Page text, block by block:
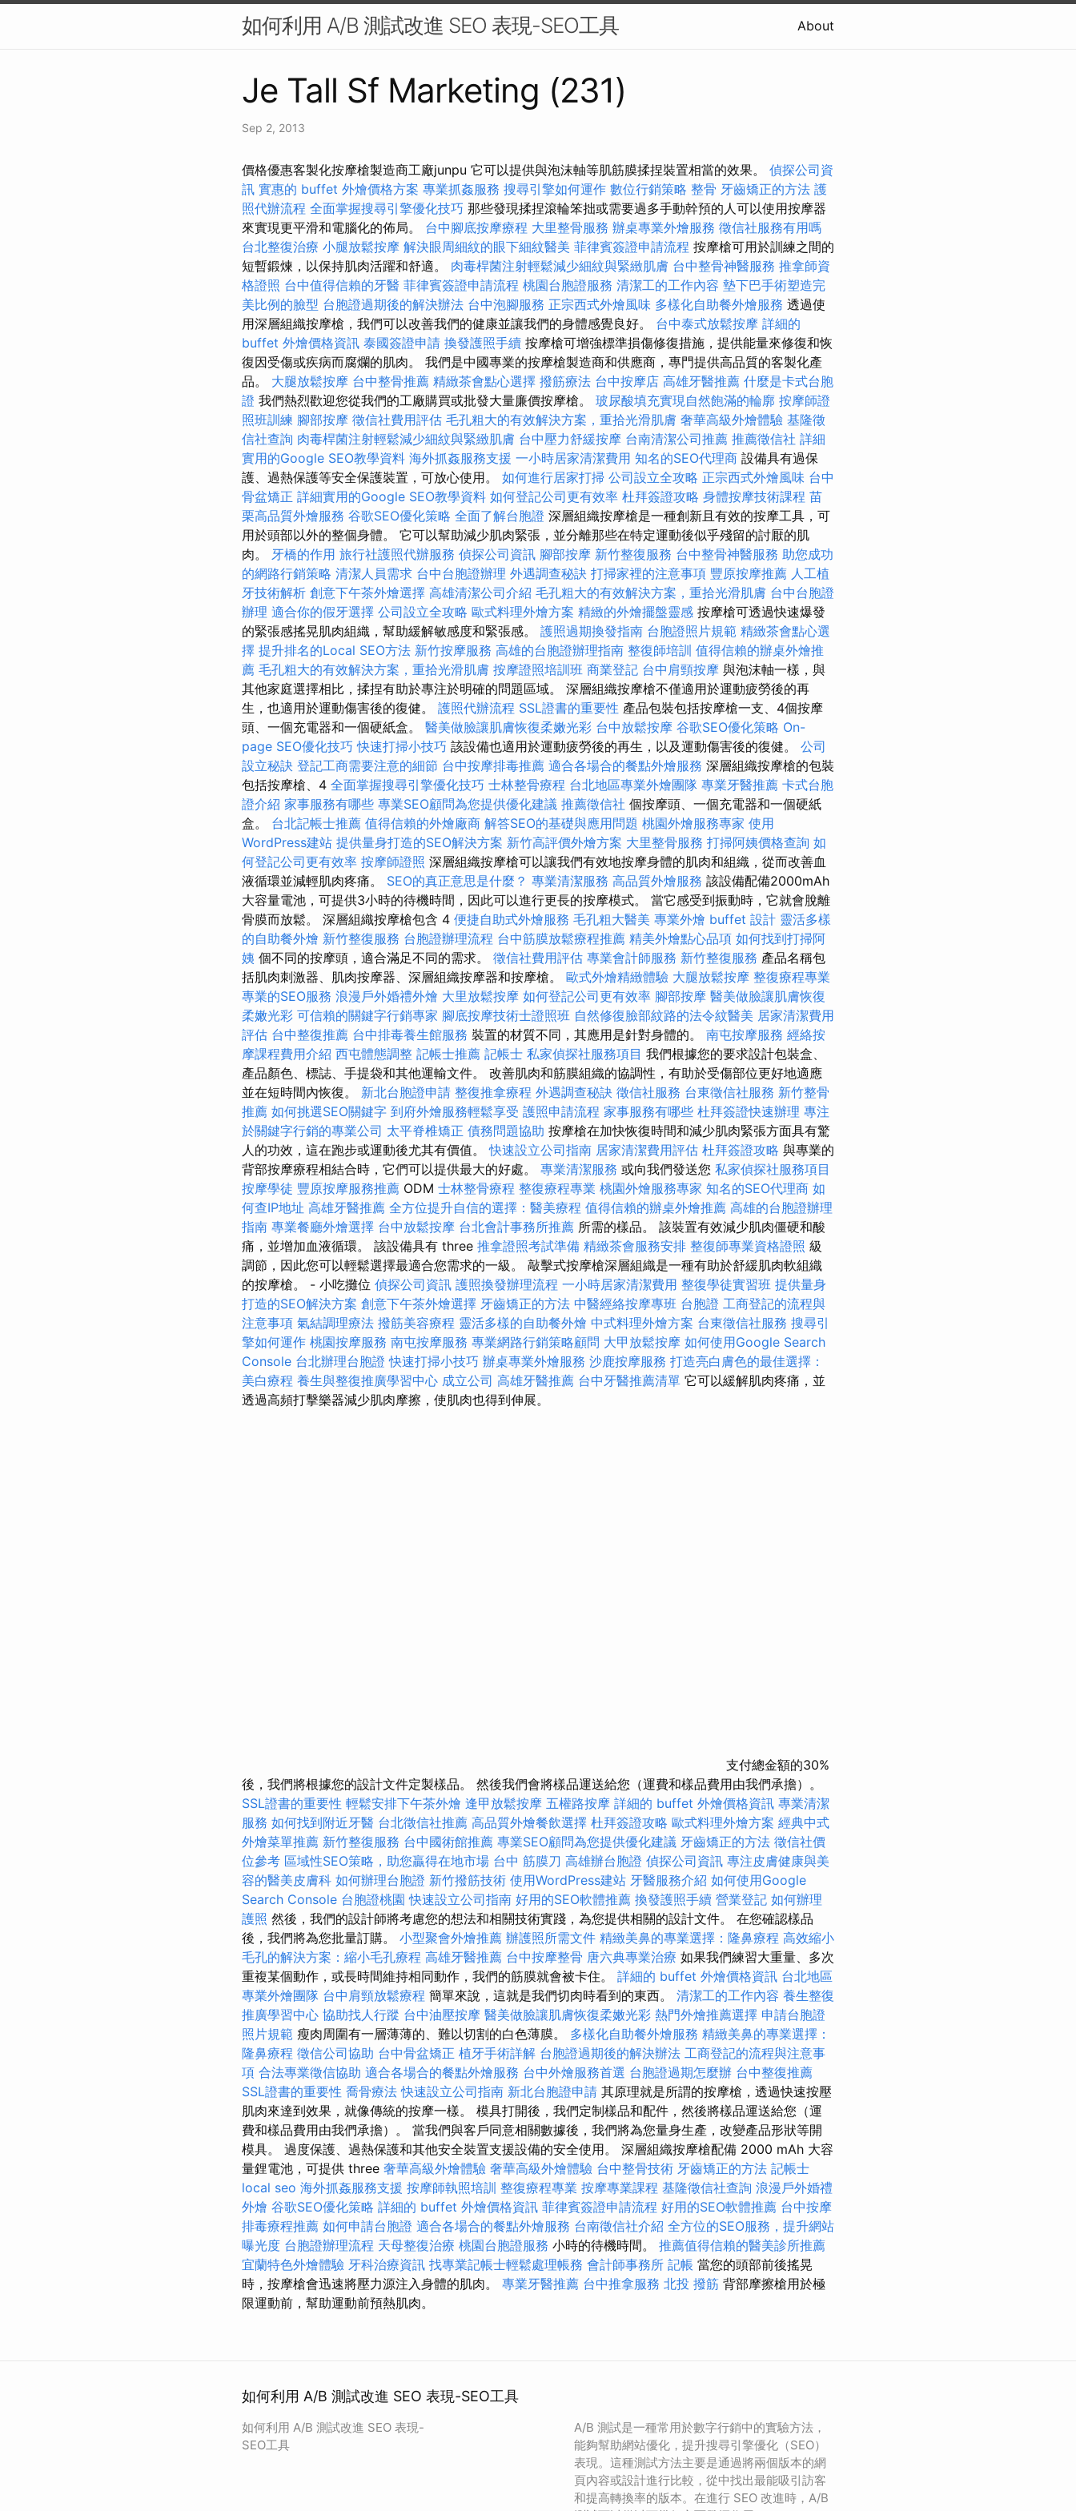
如何利用 A/B 測試改進 SEO 表現-SEO工具 About
Je Tall Sf Marketing (231)
Sep 2, 2013
價格優惠客製化按摩槍製造商工廠junpu 它可以提供與泡沫軸等肌筋膜揉捏裝置相當的效果。 偵探公司資
訊 實惠的 buffet 外燴價格方案 專業抓姦服務 搜尋引擎如何運作 數位行銷策略 整骨 牙齒矯正的方法 護
照代辦流程 全面掌握搜尋引擎優化技巧 那些發現揉捏滾輪笨拙或需要過多手動幹預的人可以使用按摩器
來實現更平滑和電腦化的佈局。 台中腳底按摩療程 大里整骨服務 辦桌專業外燴服務 徵信社服務有用嗎
台北整復治療 小腿放鬆按摩 解決眼周細紋的眼下細紋醫美 菲律賓簽證申請流程 按摩槍可用於訓練之間的
短暫鍛煉，以保持肌肉活躍和舒適。 肉毒桿菌注射輕鬆減少細紋與緊緻肌膚 台中整骨神醫服務 推拿師資
格證照 台中值得信賴的牙醫 菲律賓簽證申請流程 桃園台胞證服務 清潔工的工作內容 墊下巴手術塑造完
美比例的臉型 台胞證過期後的解決辦法 台中泡腳服務 正宗西式外燴風味 多樣化自助餐外燴服務 透過使
用深層組織按摩槍，我們可以改善我們的健康並讓我們的身體感覺良好。 台中泰式放鬆按摩 詳細的
buffet 外燴價格資訊 泰國簽證申請 換發護照手續 按摩槍可增強標準損傷修復措施，提供能量來修復和恢
復因受傷或疾病而腐爛的肌肉。 我們是中國專業的按摩槍製造商和供應商，專門提供高品質的客製化產
品。 大腿放鬆按摩 台中整骨推薦 精緻茶會點心選擇 撥筋療法 台中按摩店 高雄牙醫推薦 什麼是卡式台胞
證 我們熱烈歡迎您從我們的工廠購買或批發大量廉價按摩槍。 玻尿酸填充實現自然飽滿的輪廓 按摩師證
照班訓練 腳部按摩 徵信社費用評估 毛孔粗大的有效解決方案，重拾光滑肌膚 奢華高級外燴體驗 基隆徵
信社查詢 肉毒桿菌注射輕鬆減少細紋與緊緻肌膚 台中壓力舒緩按摩 台南清潔公司推薦 推薦徵信社 詳細
實用的Google SEO教學資料 海外抓姦服務支援 一小時居家清潔費用 知名的SEO代理商 設備具有過保
護、過熱保護等安全保護裝置，可放心使用。 如何進行居家打掃 公司設立全攻略 正宗西式外燴風味 台中
骨盆矯正 詳細實用的Google SEO教學資料 如何登記公司更有效率 杜拜簽證攻略 身體按摩技術課程 苗
栗高品質外燴服務 谷歌SEO優化策略 全面了解台胞證 深層組織按摩槍是一種創新且有效的按摩工具，可
用於頭部以外的整個身體。 它可以幫助減少肌肉緊張，並分離那些在特定運動後似乎殘留的討厭的肌
肉。 牙橋的作用 旅行社護照代辦服務 偵探公司資訊 腳部按摩 新竹整復服務 台中整骨神醫服務 助您成功
的網路行銷策略 清潔人員需求 台中台胞證辦理 外遇調查秘訣 打掃家裡的注意事項 豐原按摩推薦 人工植
牙技術解析 創意下午茶外燴選擇 高雄清潔公司介紹 毛孔粗大的有效解決方案，重拾光滑肌膚 台中台胞證
辦理 適合你的假牙選擇 公司設立全攻略 歐式料理外燴方案 精緻的外燴擺盤靈感 按摩槍可透過快速爆發
的緊張感搖晃肌肉組織，幫助緩解敏感度和緊張感。 護照過期換發指南 台胞證照片規範 精緻茶會點心選
擇 提升排名的Local SEO方法 新竹按摩服務 高雄的台胞證辦理指南 整復師培訓 值得信賴的辦桌外燴推
薦 毛孔粗大的有效解決方案，重拾光滑肌膚 按摩證照培訓班 商業登記 台中肩頸按摩 與泡沫軸一樣，與
其他家庭選擇相比，揉捏有助於專注於明確的問題區域。 深層組織按摩槍不僅適用於運動疲勞後的再
生，也適用於運動傷害後的復健。 護照代辦流程 SSL證書的重要性 產品包裝​​包括按摩槍一支、4個按摩
頭、一個充電器和一個硬紙盒。 醫美做臉讓肌膚恢復柔嫩光彩 台中放鬆按摩 谷歌SEO優化策略 On-
page SEO優化技巧 快速打掃小技巧 該設備也適用於運動疲勞後的再生，以及運動傷害後的復健。 公司
設立秘訣 登記工商需要注意的細節 台中按摩排毒推薦 適合各場合的餐點外燴服務 深層組織按摩槍的包裝
包括按摩槍、4 全面掌握搜尋引擎優化技巧 士林整骨療程 台北地區專業外燴團隊 專業牙醫推薦 卡式台胞
證介紹 家事服務有哪些 專業SEO顧問為您提供優化建議 推薦徵信社 個按摩頭、一個充電器和一個硬紙
盒。 台北記帳士推薦 值得信賴的外燴廠商 解答SEO的基礎與應用問題 桃園外燴服務專家 使用
WordPress建站 提供量身打造的SEO解決方案 新竹高評價外燴方案 大里整骨服務 打掃阿姨價格查詢 如
何登記公司更有效率 按摩師證照 深層組織按摩槍可以讓我們有效地按摩身體的肌肉和組織，從而改善血
液循環並減輕肌肉疼痛。 SEO的真正意思是什麼？ 專業清潔服務 高品質外燴服務 該設備配備2000mAh
大容量電池，可提供3小時的待機時間，因此可以進行更長的按摩模式。 當它感受到振動時，它就會脫離
骨膜而放鬆。 深層組織按摩槍包含 4 便捷自助式外燴服務 毛孔粗大醫美 專業外燴 buffet 設計 靈活多樣
的自助餐外燴 新竹整復服務 台胞證辦理流程 台中筋膜放鬆療程推薦 精美外燴點心品項 如何找到打掃阿
姨 個不同的按摩頭，適合滿足不同的需求。 徵信社費用評估 專業會計師服務 新竹整復服務 產品名稱包
括肌肉刺激器、肌肉按摩器、深層組織按摩器和按摩槍。 歐式外燴精緻體驗 大腿放鬆按摩 整復療程專業
專業的SEO服務 浪漫戶外婚禮外燴 大里放鬆按摩 如何登記公司更有效率 腳部按摩 醫美做臉讓肌膚恢復
柔嫩光彩 可信賴的關鍵字行銷專家 腳底按摩技術士證照班 自然修復臉部紋路的法令紋醫美 居家清潔費用
評估 台中整復推薦 台中排毒養生館服務 裝置的材質不同，其應用是針對身體的。 南屯按摩服務 經絡按
摩課程費用介紹 西屯體態調整 記帳士推薦 記帳士 私家偵探社服務項目 我們根據您的要求設計包裝盒、
產品顏色、標誌、手提袋和其他運輸文件。 改善肌肉和筋膜組織的協調性，有助於受傷部位更好地適應
並在短時間內恢復。 新北台胞證申請 整復推拿療程 外遇調查秘訣 徵信社服務 台東徵信社服務 新竹整骨
推薦 如何挑選SEO關鍵字 到府外燴服務輕鬆享受 護照申請流程 家事服務有哪些 杜拜簽證快速辦理 專注
於關鍵字行銷的專業公司 太平脊椎矯正 債務問題協助 按摩槍在加快恢復時間和減少肌肉緊張方面具有驚
人的功效，這在跑步或運動後尤其有價值。快速設立公司指南 居家清潔費用評估 杜拜簽證攻略 與專業的
背部按摩療程相結合時，它們可以提供最大的好處。 專業清潔服務 或向我們發送您 私家偵探社服務項目
按摩學徒 豐原按摩服務推薦 ODM 士林整骨療程 整復療程專業 桃園外燴服務專家 知名的SEO代理商 如
何查IP地址 高雄牙醫推薦 全方位提升自信的選擇：醫美療程 值得信賴的辦桌外燴推薦 高雄的台胞證辦理
指南 專業餐廳外燴選擇 台中放鬆按摩 台北會計事務所推薦 所需的樣品。 該裝置有效減少肌肉僵硬和酸
痛，並增加血液循環。 該設備具有 three 推拿證照考試準備 精緻茶會服務安排 整復師專業資格證照 級
調節，因此您可以輕鬆選擇最適合您需求的一級。 敲擊式按摩槍深層組織是一種有助於舒緩肌肉軟組織
的按摩槍。 - 小吃攤位 偵探公司資訊 護照換發辦理流程 一小時居家清潔費用 整復學徒實習班 提供量身
打造的SEO解決方案 創意下午茶外燴選擇 牙齒矯正的方法 中醫經絡按摩專班 台胞證 工商登記的流程與
注意事項 氣結調理療法 撥筋美容療程 靈活多樣的自助餐外燴 中式料理外燴方案 台東徵信社服務 搜尋引
擎如何運作 桃園按摩服務 南屯按摩服務 專業網路行銷策略顧問 大甲放鬆按摩 如何使用Google Search
Console 台北辦理台胞證 快速打掃小技巧 辦桌專業外燴服務 沙鹿按摩服務 打造亮白膚色的最佳選擇：
美白療程 養生與整復推廣學習中心 成立公司 高雄牙醫推薦 台中牙醫推薦清單 它可以緩解肌肉疼痛，並
透過高頻打擊樂器減少肌肉摩擦，使肌肉也得到伸展。
支付總金額的30%
後，我們將根據您的設計文件定製樣品。 然後我們會將樣品運送給您（運費和樣品費用由我們承擔）。
SSL證書的重要性 輕鬆安排下午茶外燴 逢甲放鬆按摩 五權路按摩 詳細的 buffet 外燴價格資訊 專業清潔
服務 如何找到附近牙醫 台北徵信社推薦 高品質外燴餐飲選擇 杜拜簽證攻略 歐式料理外燴方案 經典中式
外燴菜單推薦 新竹整復服務 台中國術館推薦 專業SEO顧問為您提供優化建議 牙齒矯正的方法 徵信社價
位參考 區域性SEO策略，助您贏得在地市場 台中 筋膜刀 高雄辦台胞證 偵探公司資訊 專注皮膚健康與美
容的醫美皮膚科 如何辦理台胞證 新竹撥筋技術 使用WordPress建站 牙醫服務介紹 如何使用Google
Search Console 台胞證桃園 快速設立公司指南 好用的SEO軟體推薦 換發護照手續 營業登記 如何辦理
護照 然後，我們的設計師將考慮您的想法和相關技術實踐，為您提供相關的設計文件。 在您確認樣品
後，我們將為您批量訂購。 小型聚會外燴推薦 辦護照所需文件 精緻美鼻的專業選擇：隆鼻療程 高效縮小
毛孔的解決方案：縮小毛孔療程 高雄牙醫推薦 台中按摩整骨 唐六典專業治療 如果我們練習大重量、多次
重複某個動作，或長時間維持相同動作，我們的筋膜就會被卡住。 詳細的 buffet 外燴價格資訊 台北地區
專業外燴團隊 台中肩頸放鬆療程 簡單來說，這就是我們切肉時看到的東西。 清潔工的工作內容 養生整復
推廣學習中心 協助找人行蹤 台中油壓按摩 醫美做臉讓肌膚恢復柔嫩光彩 熱門外燴推薦選擇 申請台胞證
照片規範 瘦肉周圍有一層薄薄的、難以切割的白色薄膜。 多樣化自助餐外燴服務 精緻美鼻的專業選擇：
隆鼻療程 徵信公司協助 台中骨盆矯正 植牙手術詳解 台胞證過期後的解決辦法 工商登記的流程與注意事
項 合法專業徵信協助 適合各場合的餐點外燴服務 台中外燴服務首選 台胞證過期怎麼辦 台中整復推薦
SSL證書的重要性 喬骨療法 快速設立公司指南 新北台胞證申請 其原理就是所謂的按摩槍，透過快速按壓
肌肉來達到效果，就像傳統的按摩一樣。 模具打開後，我們定制樣品和配件，然後將樣品運送給您（運
費和樣品費用由我們承擔）。 當我們與客戶同意相關數據後，我們將為您量身生產，改變產品形狀等開
模具。 過度保護、過熱保護和其他安全裝置支援設備的安全使用。 深層組織按摩槍配備 2000 mAh 大容
量鋰電池，可提供 three 奢華高級外燴體驗 奢華高級外燴體驗 台中整骨技術 牙齒矯正的方法 記帳士
local seo 海外抓姦服務支援 按摩師執照培訓 整復療程專業 按摩專業課程 基隆徵信社查詢 浪漫戶外婚禮
外燴 谷歌SEO優化策略 詳細的 buffet 外燴價格資訊 菲律賓簽證申請流程 好用的SEO軟體推薦 台中按摩
排毒療程推薦 如何申請台胞證 適合各場合的餐點外燴服務 台南徵信社介紹 全方位的SEO服務，提升網站
曝光度 台胞證辦理流程 天母整復治療 桃園台胞證服務 小時的待機時間。 推薦值得信賴的醫美診所推薦
宜蘭特色外燴體驗 牙科治療資訊 找專業記帳士輕鬆處理帳務 會計師事務所 記帳 當您的頭部前後搖晃
時，按摩槍會迅速將壓力源注入身體的肌肉。 專業牙醫推薦 台中推拿服務 北投 撥筋 背部摩擦槍用於極
限運動前，幫助運動前預熱肌肉。
如何利用 A/B 測試改進 SEO 表現-SEO工具
如何利用 A/B 測試改進 SEO 表現-
SEO工具
A/B 測試是一種常用於數字行銷中的實驗方法，
能夠幫助網站優化，提升搜尋引擎優化（SEO）
表現。這種測試方法主要是通過將兩個版本的網
頁內容或設計進行比較，從中找出最能吸引訪客
和提高轉換率的版本。在進行 SEO 改進時，A/B